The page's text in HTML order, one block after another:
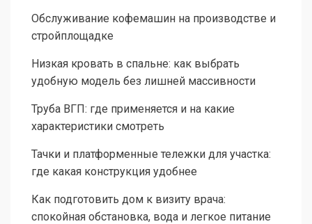
Обслуживание кофемашин на производстве и
стройплощадке
Низкая кровать в спальне: как выбрать
удобную модель без лишней массивности
Труба ВГП: где применяется и на какие
характеристики смотреть
Тачки и платформенные тележки для участка:
где какая конструкция удобнее
Как подготовить дом к визиту врача:
спокойная обстановка, вода и легкое питание